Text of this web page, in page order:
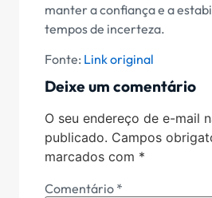
manter a confiança e a
tempos de incerteza.
Fonte: Link original
Deixe um comentário
O seu endereço de e-mail
publicado. Campos
marcados com *
Comentário *